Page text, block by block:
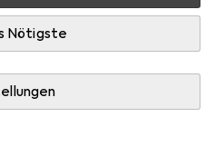
Nötigste
Mi, 26.8. geliefert
verfügbar